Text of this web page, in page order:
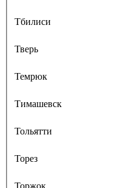
Тбилиси
Тверь
Темрюк
Тимашевск
Тольятти
Торез
Торжок